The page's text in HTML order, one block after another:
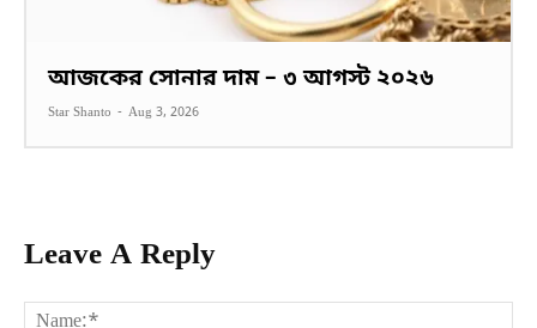
আজকের সোনার দাম – ৩ আগস্ট ২০২৬
Star Shanto - Aug 3, 2026
Leave A Reply